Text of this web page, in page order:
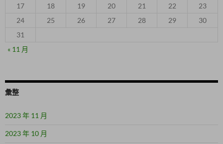
17
18 19 20 21 22
23
24
25 26 27 28 29
30
31
« 11 月
彙整
2023 年 11 月
2023 年 10 月